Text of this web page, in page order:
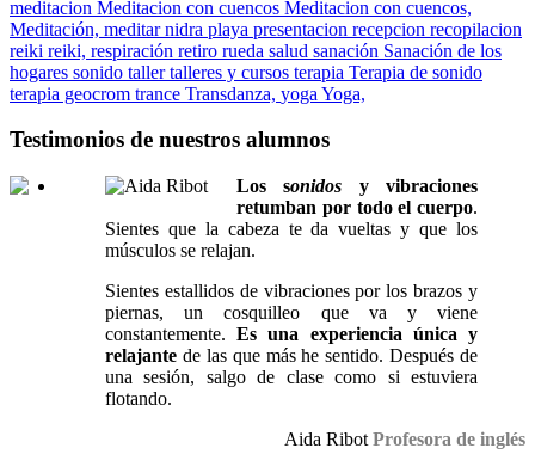
meditacion Meditacion con cuencos Meditacion con cuencos,
Meditación, meditarnidra playa presentacion recepcion recopilacion
reiki reiki, respiración retiro rueda salud sanación Sanación de los
hogares sonido tallertalleres y cursos terapia Terapia de sonido
terapia geocrom trance Transdanza, yoga Yoga,
Testimonios de nuestros alumnos
Los sonidos y vibraciones
retumban por todo el cuerpo.
Sientes que la cabeza te da vueltas y que los
músculos se relajan.
Sientes estallidos de vibraciones por los brazos y
piernas, un cosquilleo que va y viene
constantemente.Es una experiencia única y
relajante de las que más he sentido. Después de
una sesión, salgo de clase como si estuviera
flotando.
Aida Ribot Profesora de inglés